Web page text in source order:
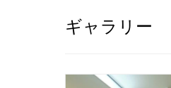
ギャラリー